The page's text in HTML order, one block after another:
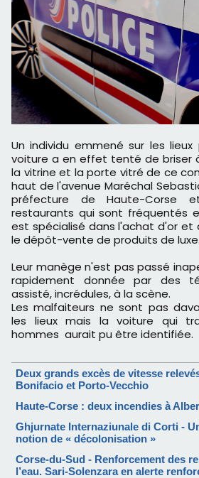
Un individu emmené sur les lieux par un complice en
voiture a en effet tenté de briser
la vitrine et la porte vitré de ce
haut de l'avenue Maréchal
préfecture de Haute-Corse
restaurants qui sont fréquentés
est spécialisé dans l'achat d'or et
le dépôt-vente de produits de luxe.
Leur manège n'est pas passé
rapidement donnée par des
assisté, incrédules, à la scène.
Les malfaiteurs ne sont pas
les lieux mais la voiture qui
hommes aurait pu être identifiée.
Deux grands excès de vitesse
Bonifacio et Porto-Vecchio
Haute-Corse : deux incendies à
Ghjurnate Internaziunale di Corti -
notion de « décolonisation »
Corse-du-Sud - Renforcement des
l’eau. Sari-Solenzara en alerte